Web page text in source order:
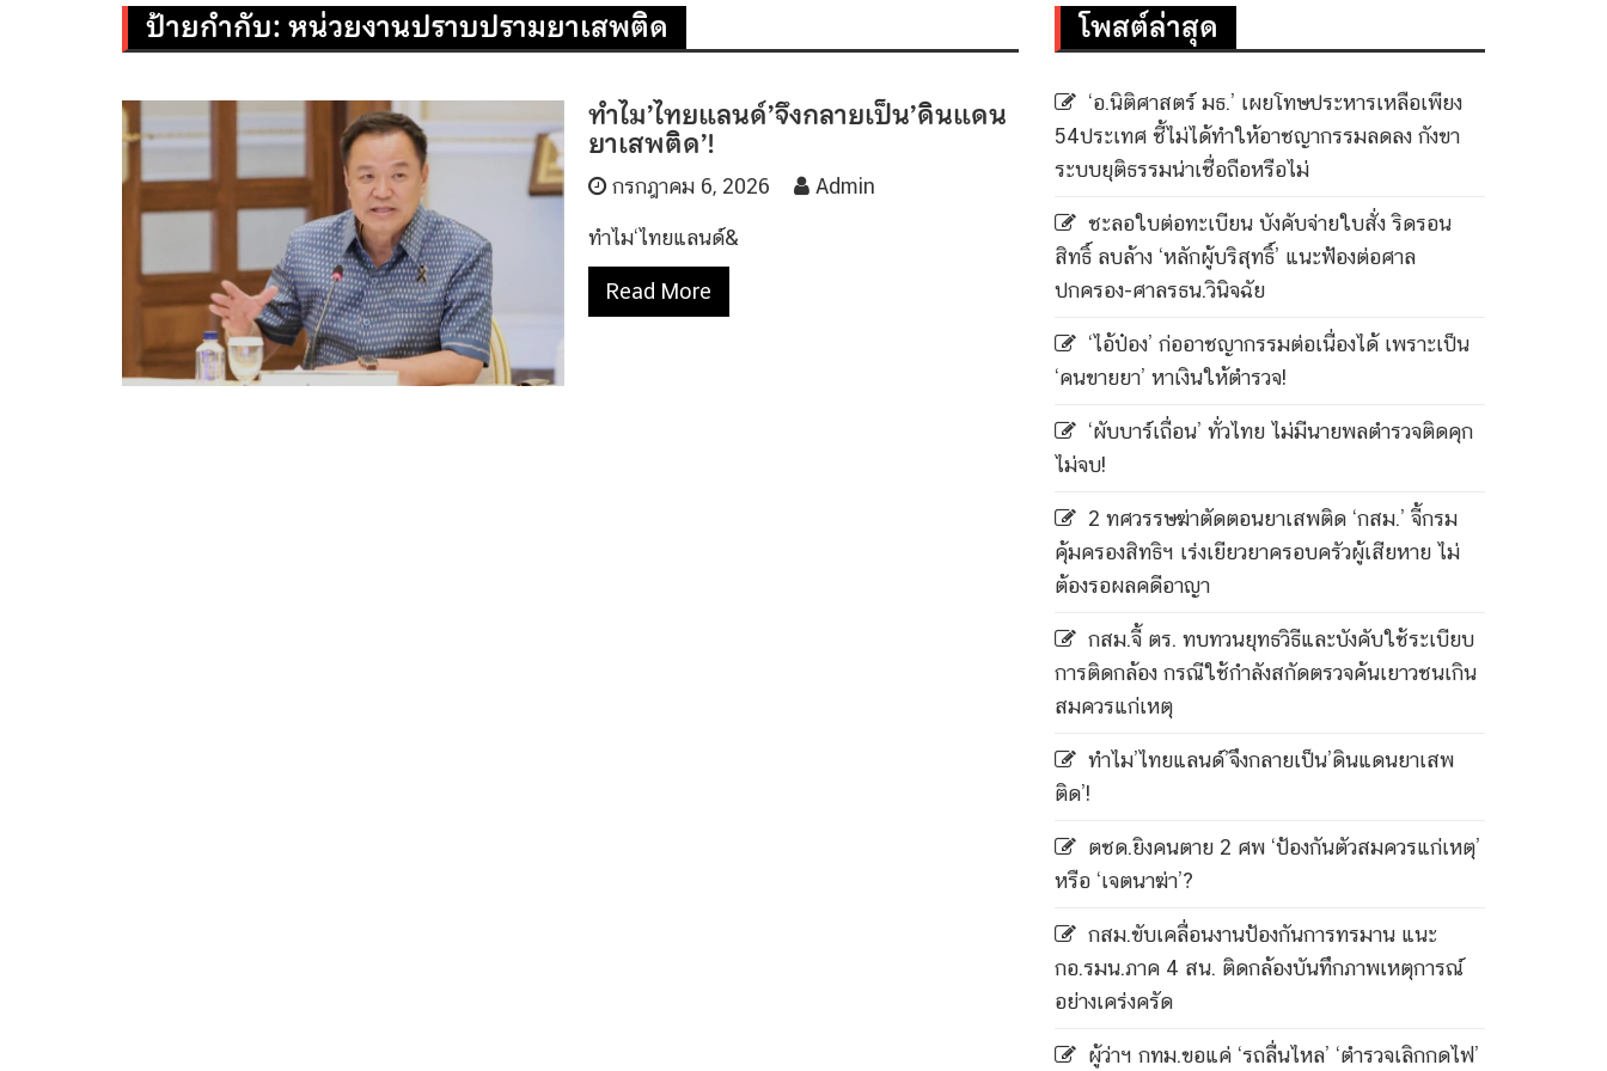
ป้ายกำกับ:หน่วยงานปราบปรามยาเสพติด
ทำไม’ไทยแลนด์’จึงกลายเป็น’ดินแดน
ยาเสพติด’!
กรกฎาคม 6, 2026 Admin
ทำไม‘ไทยแลนด์&
Read More
โพสต์ล่าสุด
‘อ.นิติศาสตร์ มธ.’ เผยโทษประหารเหลือเพียง
54ประเทศ ชี้ไม่ได้ทำให้อาชญากรรมลดลง กังขา
ระบบยุติธรรมน่าเชื่อถือหรือไม่
ชะลอใบต่อทะเบียน บังคับจ่ายใบสั่ง ริดรอน
สิทธิ์ ลบล้าง ‘หลักผู้บริสุทธิ์’ แนะฟ้องต่อศาล
ปกครอง-ศาลรธน.วินิจฉัย
‘ไอ้ป๋อง’ ก่ออาชญากรรมต่อเนื่องได้ เพราะเป็น
‘คนขายยา’ หาเงินให้ตำรวจ!
‘ผับบาร์เถื่อน’ ทั่วไทย ไม่มีนายพลตำรวจติดคุก
ไม่จบ!
2 ทศวรรษฆ่าตัดตอนยาเสพติด ‘กสม.’ จี้กรม
คุ้มครองสิทธิฯ เร่งเยียวยาครอบครัวผู้เสียหาย ไม่
ต้องรอผลคดีอาญา
กสม.จี้ ตร. ทบทวนยุทธวิธีและบังคับใช้ระเบียบ
การติดกล้อง กรณีใช้กำลังสกัดตรวจค้นเยาวชนเกิน
สมควรแก่เหตุ
ทำไม’ไทยแลนด์’จึงกลายเป็น’ดินแดนยาเสพ
ติด’!
ตชด.ยิงคนตาย 2 ศพ ‘ป้องกันตัวสมควรแก่เหตุ’
หรือ ‘เจตนาฆ่า’?
กสม.ขับเคลื่อนงานป้องกันการทรมาน แนะ
กอ.รมน.ภาค 4 สน. ติดกล้องบันทึกภาพเหตุการณ์
อย่างเคร่งครัด
ผู้ว่าฯ กทม.ขอแค่ ‘รถลื่นไหล’ ‘ตำรวจเลิกกดไฟ’